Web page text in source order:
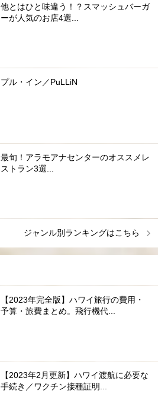
他とはひと味違う！？スマッシュバーガ
ーが人気のお店4選...
プル・イン／PuLLiN
最旬！アラモアナセンターのオススメレ
ストラン3選...
ジャンル別ランキングはこちら
【2023年完全版】ハワイ旅行の費用・
予算・旅費まとめ。飛行機代...
【2023年2月更新】ハワイ渡航に必要な
手続き／ワクチン接種証明...